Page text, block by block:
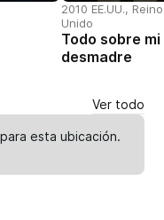
2010 EE.UU., Reino
Unido
Todo sobre mi
desmadre
Ver todo
esta ubicación.